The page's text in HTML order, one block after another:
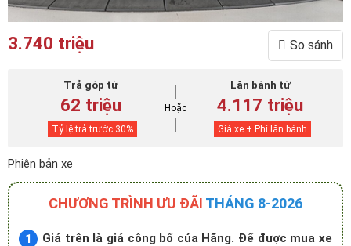
3.740 triệu So sánh
Trả góp từ
62 triệu
Tỷ lệ trả trước 30%
Hoặc
Lăn bánh từ
4.117 triệu
Giá xe + Phí lăn bánh
Phiên bản xe
CHƯƠNG TRÌNH ƯU ĐÃI THÁNG 8-2026
Giá trên là giá công bố của Hãng. Để được mua xe